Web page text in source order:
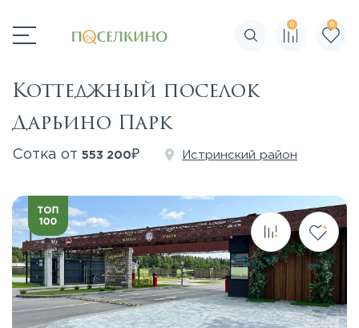
Поиск по сайту
0 0
Коттеджный поселок
Дарьино Парк
Сотка от 553 200₽ Истринский район